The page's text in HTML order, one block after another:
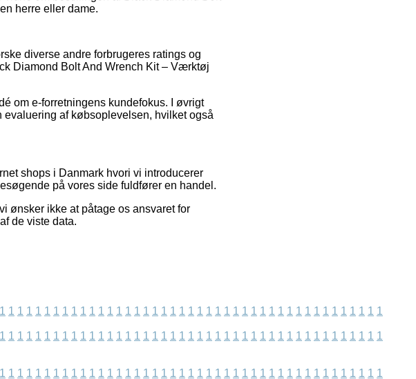
herre eller dame.
diverse andre forbrugeres ratings og
Diamond Bolt And Wrench Kit – Værktøj
om e-forretningens kundefokus. I øvrigt
af købsoplevelsen, hvilket også
shops i Danmark hvori vi introducerer
på vores side fuldfører en handel.
ønsker ikke at påtage os ansvaret for
de viste data.
1 1 1 1 1 1 1 1 1 1 1 1 1 1 1 1 1 1 1 1 1 1 1 1 1 1 1 1 1 1 1 1 1 1 1 1 1 1 1 1 1 1 1
1 1 1 1 1 1 1 1 1 1 1 1 1 1 1 1 1 1 1 1 1 1 1 1 1 1 1 1 1 1 1 1 1 1 1 1 1 1 1 1 1 1 1
1 1 1 1 1 1 1 1 1 1 1 1 1 1 1 1 1 1 1 1 1 1 1 1 1 1 1 1 1 1 1 1 1 1 1 1 1 1 1 1 1 1 1